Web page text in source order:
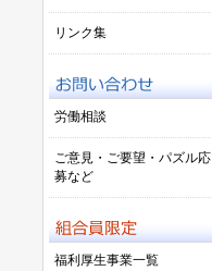
リンク集
労働相談
ご意見・ご要望・パズル応
募など
福利厚生事業一覧